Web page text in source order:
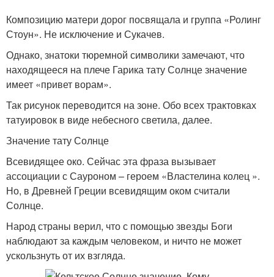
Композицию матери дорог посвящала и группа «Ролинг
Стоун». Не исключение и Сукачев.
Однако, знатоки тюремной символики замечают, что
находящееся на плече Гарика тату Солнце значение
имеет «привет ворам».
Так рисунок переводится на зоне. Обо всех трактовках
татуировок в виде небесного светила, далее.
Значение тату Солнце
Всевидящее око. Сейчас эта фраза вызывает
ассоциации с Сауроном – героем «Властелина колец ».
Но, в Древней Греции всевидящим оком считали
Солнце.
Народ страны верил, что с помощью звезды Боги
наблюдают за каждым человеком, и ничто не может
ускользнуть от их взгляда.